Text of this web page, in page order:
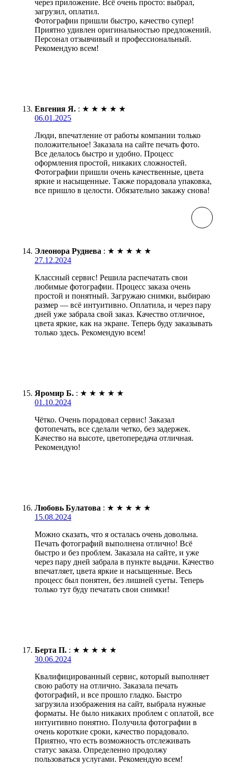
через приложение. Всё очень просто: выбрал,
загрузил, оплатил.
Фотографии пришли быстро, качество супер!
Приятно удивлен оригинальностью предложений.
Персонал отзывчивый и профессиональный.
Рекомендую всем!
Евгения Я. : ★ ★ ★ ★ ★
06.01.2025
Люди, впечатление от работы компании только
положительное! Заказала на сайте печать фото.
Все делалось быстро и удобно. Процесс
оформления простой, никаких сложностей.
Фотографии пришли очень качественные, цвета
яркие и насыщенные. Также порадовала упаковка,
все пришло в целости. Обязательно закажу снова!
Элеонора Руднева : ★ ★ ★ ★ ★
27.12.2024
Классный сервис! Решила распечатать свои
любимые фотографии. Процесс заказа очень
простой и понятный. Загружаю снимки, выбираю
размер — всё интуитивно. Оплатила, и через пару
дней уже забрала свой заказ. Качество отличное,
цвета яркие, как на экране. Теперь буду заказывать
только здесь. Рекомендую всем!
Яромир Б. : ★ ★ ★ ★ ★
01.10.2024
Чётко. Очень порадовал сервис! Заказал
фотопечать, все сделали четко, без задержек.
Качество на высоте, цветопередача отличная.
Рекомендую!
Любовь Булатова : ★ ★ ★ ★ ★
15.08.2024
Можно сказать, что я осталась очень довольна.
Печать фотографий выполнена отлично! Всё
быстро и без проблем. Заказала на сайте, и уже
через пару дней забрала в пункте выдачи. Качество
впечатляет, цвета яркие и насыщенные. Весь
процесс был понятен, без лишней суеты. Теперь
только тут буду печатать свои снимки!
Берта П. : ★ ★ ★ ★ ★
30.06.2024
Квалифицированный сервис, который выполняет
свою работу на отлично. Заказала печать
фотографий, и все прошло гладко. Быстро
загрузила изображения на сайт, выбрала нужные
форматы. Не было никаких проблем с оплатой, все
интуитивно понятно. Получила фотографии в
очень короткие сроки, качество порадовало.
Приятно, что есть возможность отслеживать
статус заказа. Определенно продолжу
пользоваться услугами. Рекомендую всем!